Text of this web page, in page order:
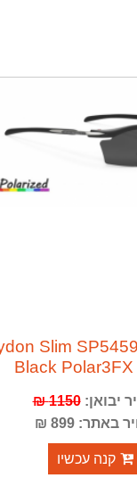
Slim
Black
יבואן:1150 ₪
באתר: 899 ₪
קנה עכשיו